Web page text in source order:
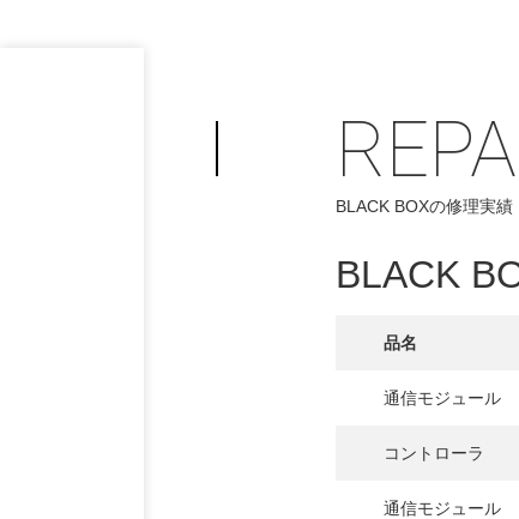
お問い合わせ
BLACK BOXの修理実績
BLACK
品名
通信モジュール
コントローラ
通信モジュール